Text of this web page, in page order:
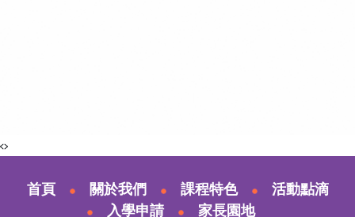
<>
首頁 關於我們 課程特色
活動點滴
入學申請
家長園地